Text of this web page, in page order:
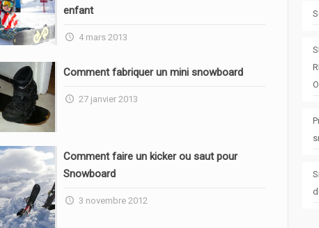
enfant
4 mars 2013
Comment fabriquer un mini snowboard
27 janvier 2013
Comment faire un kicker ou saut pour
Snowboard
3 novembre 2012